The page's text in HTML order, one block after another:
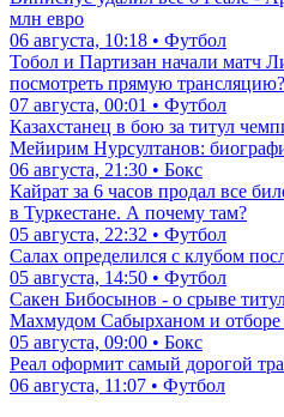
млн евро
06 августа, 10:18 • Футбол
Тобол и Партизан начали матч
посмотреть прямую трансляцию?
07 августа, 00:01 • Футбол
Казахстанец в бою за титул
Мейирим Нурсултанов:
06 августа, 21:30 • Бокс
Кайрат за 6 часов продал все
в Туркестане. А почему там?
05 августа, 22:32 • Футбол
Салах определился с клубом
05 августа, 14:50 • Футбол
Сакен Бибосынов - о срыве
Махмудом Сабырханом и отборе
05 августа, 09:00 • Бокс
Реал оформит самый дорогой
06 августа, 11:07 • Футбол